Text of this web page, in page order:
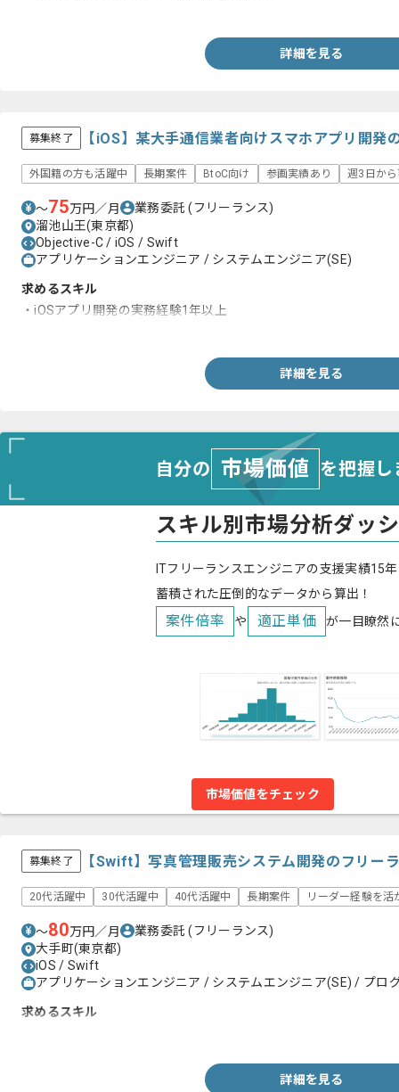
詳細を見る
募集終了 【iOS】某大手通信業者向けスマホアプリ開発
外国籍の方も活躍中 長期案件 BtoC向け 参画実績あり 週3日か
〜75万円／月 業務委託(フリーランス)
溜池山王(東京都)
Objective-C / iOS / Swift
アプリケーションエンジニア / システムエンジニア(SE)
求めるスキル
・iOSアプリ開発の実務経験1年以上
詳細を見る
自分の 市場価値 を把握
スキル別市場分析ダッ
ITフリーランスエンジニアの支援実績15
蓄積された圧倒的なデータから算出！
案件倍率 や 適正単価 が一目瞭然
市場価値をチェック
募集終了 【Swift】写真管理販売システム開発のフリー
20代活躍中 30代活躍中 40代活躍中 長期案件 リーダー経験を活
〜80万円／月 業務委託(フリーランス)
大手町(東京都)
iOS / Swift
アプリケーションエンジニア / システムエンジニア(SE) / プロ
求めるスキル
詳細を見る